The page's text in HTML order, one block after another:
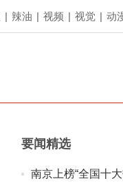
| 辣油 | 视频 | 视觉 | 动
要闻精选
南京上榜“全国十